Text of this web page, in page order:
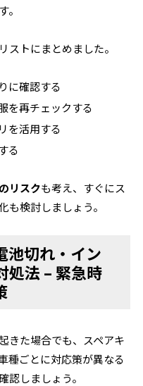
。
ストにまとめました。
に確認する
を再チェックする
を活用する
る
リスクも考え、すぐにス
も検討しましょう。
池切れ・イン
処法 – 緊急時
きた場合でも、スペアキ
種ごとに対応策が異なる
認しましょう。